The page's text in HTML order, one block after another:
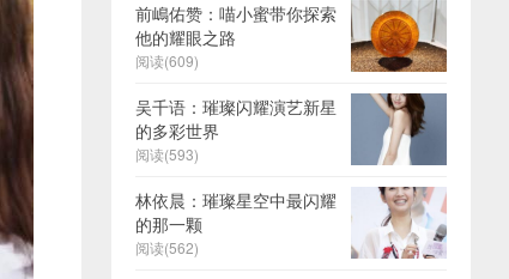
前嶋佑赞：喵小蜜带你探索
他的耀眼之路
阅读(609)
吴千语：璀璨闪耀演艺新星
的多彩世界
阅读(593)
林依晨：璀璨星空中最闪耀
的那一颗
阅读(562)